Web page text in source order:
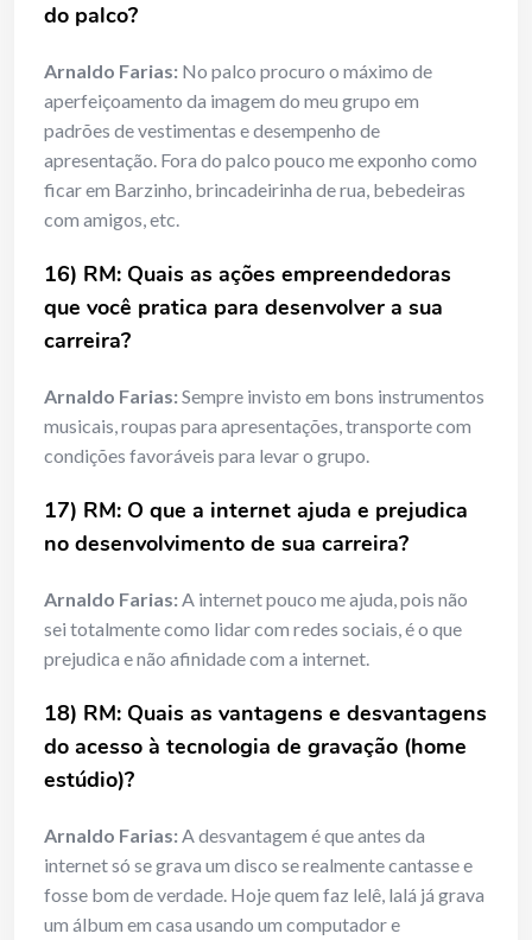
do palco?
Arnaldo Farias: No palco procuro o máximo de
aperfeiçoamento da imagem do meu grupo em
padrões de vestimentas e desempenho de
apresentação. Fora do palco pouco me exponho como
ficar em Barzinho, brincadeirinha de rua, bebedeiras
com amigos, etc.
16) RM: Quais as ações empreendedoras
que você pratica para desenvolver a sua
carreira?
Arnaldo Farias:Sempre invisto em bons instrumentos
musicais, roupas para apresentações, transporte com
condições favoráveis para levar o grupo.
17) RM: O que a internet ajuda e prejudica
no desenvolvimento de sua carreira?
Arnaldo Farias:A internet pouco me ajuda, pois não
sei totalmente como lidar com redes sociais, é o que
prejudica e não afinidade com a internet.
18) RM: Quais as vantagens e desvantagens
do acesso à tecnologia de gravação (home
estúdio)?
Arnaldo Farias:A desvantagem é que antes da
internet só se grava um disco se realmente cantasse e
fosse bom de verdade. Hoje quem faz lelê, lalá já grava
um álbum em casa usando um computador e